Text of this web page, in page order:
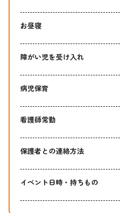
お昼寝
障がい児を受け入れ
病児保育
看護師常勤
保護者との連絡方法
イベント日時・持ちもの